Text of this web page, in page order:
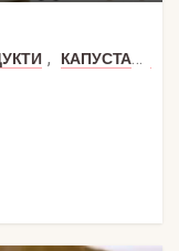
, КАПУСТА ,